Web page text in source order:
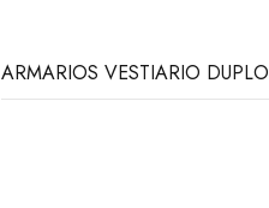
ARMARIOS VESTIARIO DUPLO